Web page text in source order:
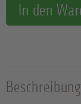
In den
Beschreibung